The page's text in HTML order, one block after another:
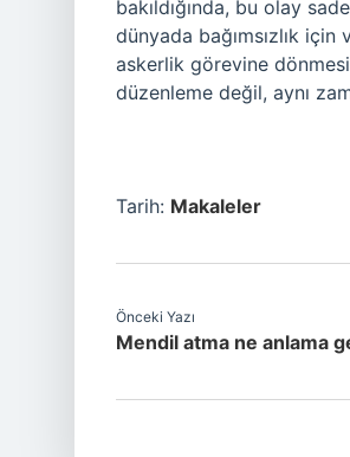
bakıldığında, bu olay
dünyada bağımsızlık
askerlik görevine
düzenleme değil, aynı
Tarih: Makaleler
Önceki Yazı
Mendil atma ne anlama